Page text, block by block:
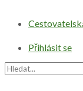
Přihlásit se